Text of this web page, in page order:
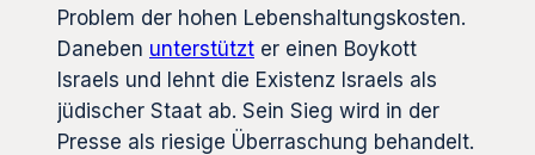
Problem der hohen Lebenshaltungskosten.
Daneben unterstützt er einen Boykott
Israels und lehnt die Existenz Israels als
jüdischer Staat ab. Sein Sieg wird in der
Presse als riesige Überraschung behandelt.